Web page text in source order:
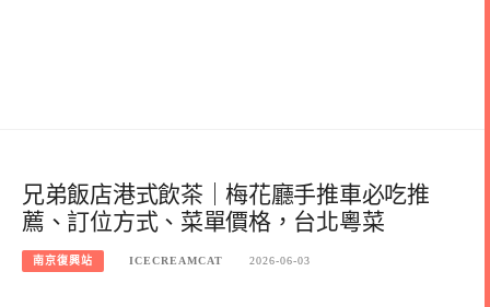
兄弟飯店港式飲茶｜梅花廳手推車必吃推
薦、訂位方式、菜單價格，台北粵菜
南京復興站 ICECREAMCAT 2026-06-03